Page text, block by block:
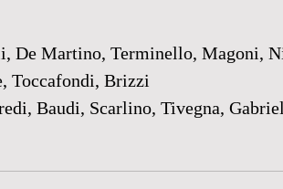
De Martino, Terminello, Magoni,
Toccafondi, Brizzi
Baudi, Scarlino, Tivegna,